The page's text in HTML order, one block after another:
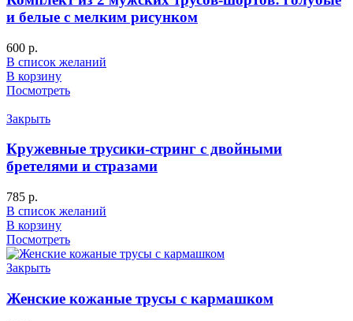
и белые с мелким рисунком
600 р.
В список желаний
В корзину
Посмотреть
Закрыть
Кружевные трусики-стринг с двойными
бретелями и стразами
785 р.
В список желаний
В корзину
Посмотреть
Закрыть
Женские кожаные трусы с кармашком